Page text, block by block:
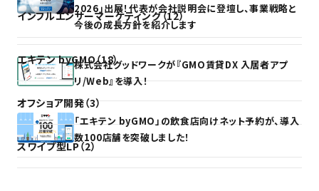
インフルエンサーマーケティング（12）
エキテン byGMO（18）
オフショア開発（3）
スワイプ型LP（2）
2026」出展！代表が会社説明会に登壇し、事業戦略と
今後の成長方針を紹介します
株式会社グッドワークが『GMO賃貸DX 入居者アプ
リ/Web』を導入！
「エキテン byGMO」の飲食店向けネット予約が、導入
数100店舗を突破しました！